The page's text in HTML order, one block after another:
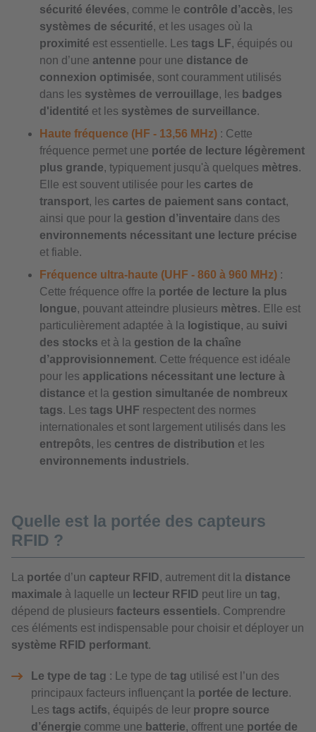
sécurité élevées, comme le contrôle d’accès, les
systèmes de sécurité, et les usages où la
proximité est essentielle. Les tags LF, équipés ou
non d’une antenne pour une distance de
connexion optimisée, sont couramment utilisés
dans les systèmes de verrouillage, les badges
d'identité et les systèmes de surveillance.
Haute fréquence (HF - 13,56 MHz) : Cette
fréquence permet une portée de lecture légèrement
plus grande, typiquement jusqu'à quelques mètres.
Elle est souvent utilisée pour les cartes de
transport, les cartes de paiement sans contact,
ainsi que pour la gestion d’inventaire dans des
environnements nécessitant une lecture précise
et fiable.
Fréquence ultra-haute (UHF - 860 à 960 MHz) :
Cette fréquence offre la portée de lecture la plus
longue, pouvant atteindre plusieurs mètres. Elle est
particulièrement adaptée à la logistique, au suivi
des stocks et à la gestion de la chaîne
d’approvisionnement. Cette fréquence est idéale
pour les applications nécessitant une lecture à
distance et la gestion simultanée de nombreux
tags. Les tags UHF respectent des normes
internationales et sont largement utilisés dans les
entrepôts, les centres de distribution et les
environnements industriels.
Quelle est la portée des capteurs
RFID ?
La portée d’un capteur RFID, autrement dit la distance
maximale à laquelle un lecteur RFID peut lire un tag,
dépend de plusieurs facteurs essentiels. Comprendre
ces éléments est indispensable pour choisir et déployer un
système RFID performant.
Le type de tag : Le type de tag utilisé est l’un des
principaux facteurs influençant la portée de lecture.
Les tags actifs, équipés de leur propre source
d’énergie comme une batterie, offrent une portée de